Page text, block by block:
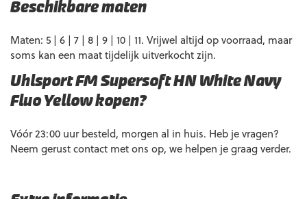
Beschikbare maten
Maten: 5 | 6 | 7 | 8 | 9 | 10 | 11. Vrijwel altijd op voorraad, maar
soms kan een maat tijdelijk uitverkocht zijn.
Uhlsport FM Supersoft HN White Navy
Fluo Yellow kopen?
Vóór 23:00 uur besteld, morgen al in huis. Heb je vragen?
Neem gerust contact met ons op, we helpen je graag verder.